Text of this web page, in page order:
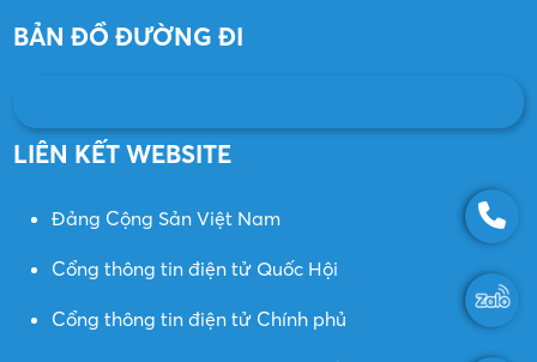
BẢN ĐỒ ĐƯỜNG ĐI
LIÊN KẾT WEBSITE
Đảng Cộng Sản Việt Nam
Cổng thông tin điện tử Quốc Hội
Cổng thông tin điện tử Chính phủ